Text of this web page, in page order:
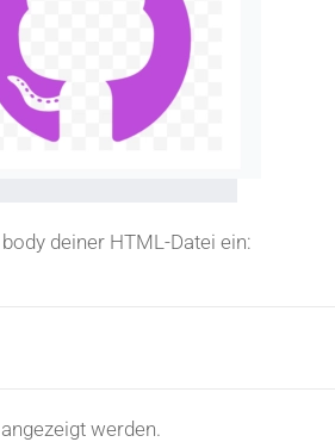
deiner HTML-Datei ein:
werden.